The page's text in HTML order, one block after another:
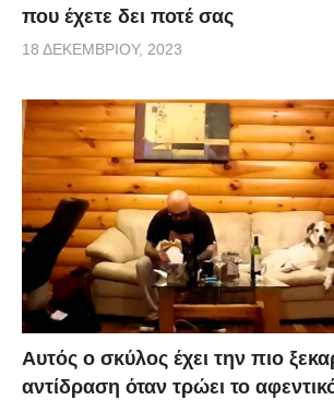
που έχετε δει ποτέ σας
18 ΔΕΚΕΜΒΡΊΟΥ, 2023
Αυτός ο σκύλος έχει την πιο
αντίδραση όταν τρώει το